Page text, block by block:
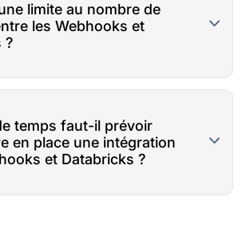
limite au nombre de
les Webhooks et
?
temps faut-il prévoir
en place une intégration
et Databricks ?